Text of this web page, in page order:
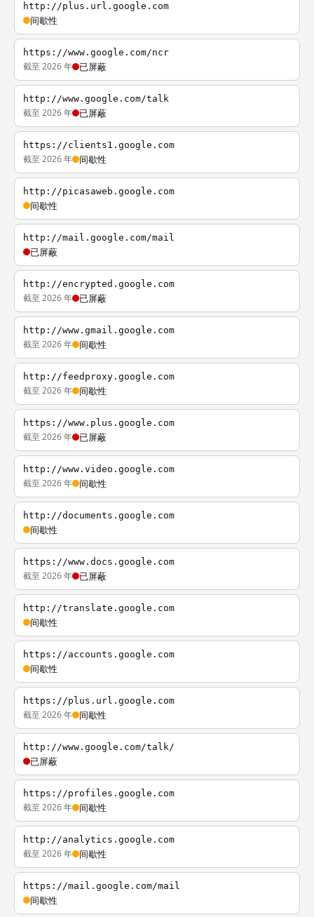
http://plus.url.google.com
间歇性
https://www.google.com/ncr
截至 2026 年 已屏蔽
http://www.google.com/talk
截至 2026 年 已屏蔽
https://clients1.google.com
截至 2026 年 间歇性
http://picasaweb.google.com
间歇性
http://mail.google.com/mail
已屏蔽
http://encrypted.google.com
截至 2026 年 已屏蔽
http://www.gmail.google.com
截至 2026 年 间歇性
http://feedproxy.google.com
截至 2026 年 间歇性
https://www.plus.google.com
截至 2026 年 已屏蔽
http://www.video.google.com
截至 2026 年 间歇性
http://documents.google.com
间歇性
https://www.docs.google.com
截至 2026 年 已屏蔽
http://translate.google.com
间歇性
https://accounts.google.com
间歇性
https://plus.url.google.com
截至 2026 年 间歇性
http://www.google.com/talk/
已屏蔽
https://profiles.google.com
截至 2026 年 间歇性
http://analytics.google.com
截至 2026 年 间歇性
https://mail.google.com/mail
间歇性